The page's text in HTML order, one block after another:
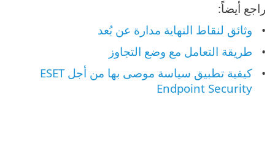
راجع أيضاً:
وثائق لنقاط النهاية مدارة عن بُعد
طريقة التعامل مع وضع التجاوز
كيفية تطبيق سياسة موصى بها من أجل ESET
Endpoint Security